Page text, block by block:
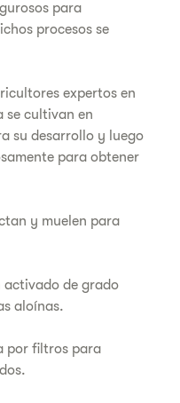
para
procesos se
expertos en
se cultivan en
su desarrollo y luego
para obtener
y muelen para
activado de grado
aloínas.
por filtros para